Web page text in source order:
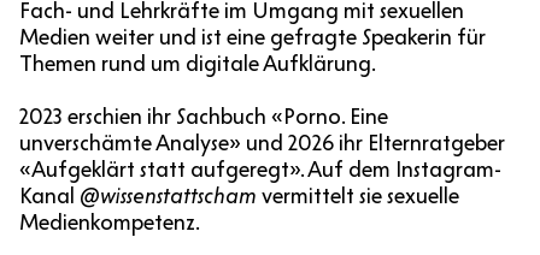
Fach- und Lehrkräfte im Umgang mit sexuellen
Medien weiter und ist eine gefragte Speakerin für
Themen rund um digitale Aufklärung.
2023 erschien ihr Sachbuch «Porno. Eine
unverschämte Analyse» und 2026 ihr Elternratgeber
«Aufgeklärt statt aufgeregt». Auf dem Instagram-
Kanal @wissenstattscham vermittelt sie sexuelle
Medienkompetenz.